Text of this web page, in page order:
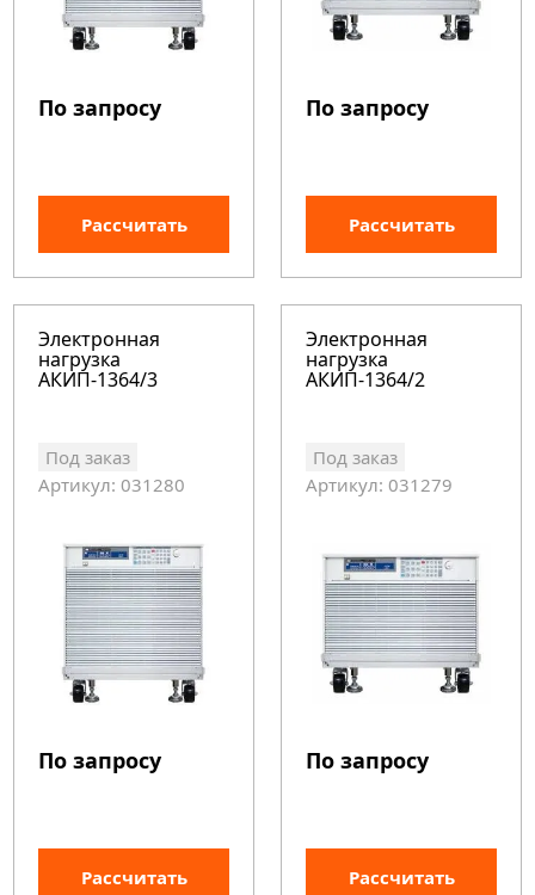
По запросу
Рассчитать
По запросу
Рассчитать
Электронная
нагрузка
АКИП-1364/3
Под заказ
Артикул: 031280
По запросу
Рассчитать
Электронная
нагрузка
АКИП-1364/2
Под заказ
Артикул: 031279
По запросу
Рассчитать